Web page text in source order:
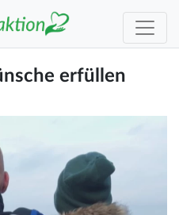
erfüllen